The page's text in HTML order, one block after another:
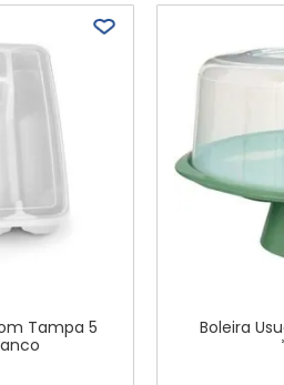
Tampa 5
Boleira